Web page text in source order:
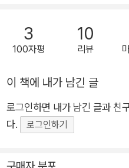
연구소에서 수집하고 연구해
관의 다양성과 신뢰도를 높였
성의 말 그 자체에 주목해 책에 담았다. 그렇게 들여
무엇이냐부터 묻는다면, 세 단
OWTH. 자기관리를 바탕으로
만큼, 이 단어에 가까울수록
3
100자평
10
리뷰
이 책에 내가 남긴 글
로그인하면 내가 남긴 글과 친
다.
로그인하기